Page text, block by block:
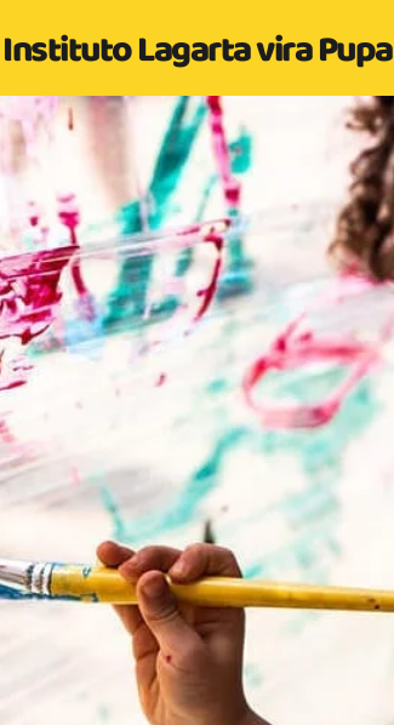
Instituto Lagarta vira Pupa